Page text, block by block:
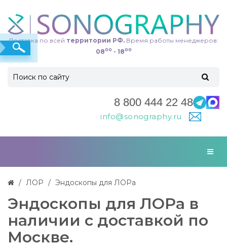
Доставка по всей территории РФ. Время работы менеджеров:
0800 - 1800
8 800 444 22 48
info@sonography.ru
ЛОР Эндоскопы для ЛОРа
Эндоскопы для ЛОРа в
наличии с доставкой по
Москве.